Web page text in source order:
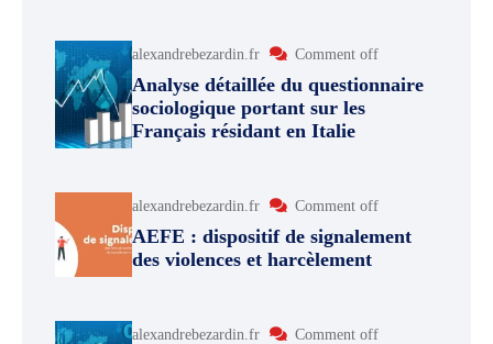
alexandrebezardin.fr Comment off
Analyse détaillée du questionnaire
sociologique portant sur les
Français résidant en Italie
alexandrebezardin.fr Comment off
AEFE : dispositif de signalement
des violences et harcèlement
alexandrebezardin.fr Comment off